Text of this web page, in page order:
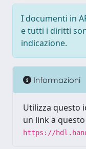
I documenti in
e tutti i diritti
indicazione.
Informazioni
Utilizza questo
un link a
https://